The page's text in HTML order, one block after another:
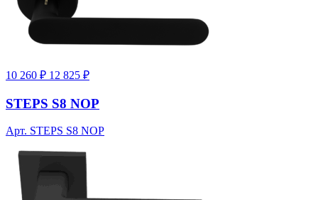
10 260 ₽ 12 825 ₽
STEPS S8 NOP
Арт. STEPS S8 NOP